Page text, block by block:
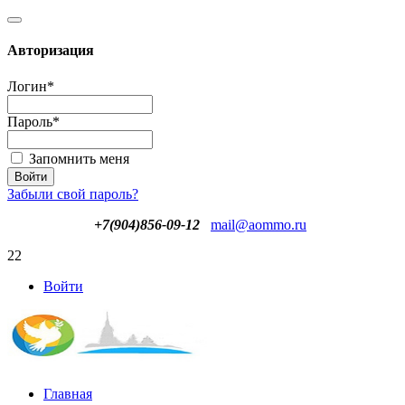
Авторизация
Логин*
Пароль*
Запомнить меня
Забыли свой пароль?
+7(904)856-09-12
mail@aommo.ru
22
Войти
Главная